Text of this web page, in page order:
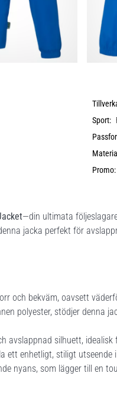
Sport:
Promo:
—din ultimata
jacka perfekt för
och bekväm, oavsett
polyester, stödjer denna
avslappnad silhuett,
ett enhetligt, stiligt utseende
nyans, som lägger till en